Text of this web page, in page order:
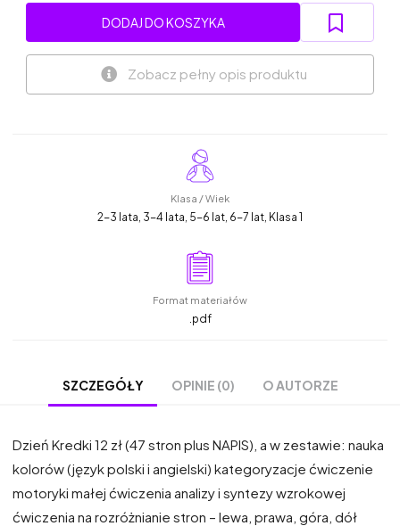
DODAJ DO KOSZYKA
Zobacz pełny opis produktu
Klasa / Wiek
2-3 lata, 3-4 lata, 5-6 lat, 6-7 lat, Klasa 1
Format materiałów
.pdf
SZCZEGÓŁY OPINIE (0) O AUTORZE
Dzień Kredki 12 zł (47 stron plus NAPIS), a w zestawie: nauka
kolorów (język polski i angielski) kategoryzacje ćwiczenie
motoryki małej ćwiczenia analizy i syntezy wzrokowej
ćwiczenia na rozróżnianie stron – lewa, prawa, góra, dół